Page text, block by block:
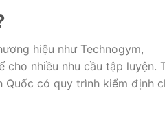
hiệu như Technogym,
cho nhiều nhu cầu tập luyện.
Quốc có quy trình kiểm định